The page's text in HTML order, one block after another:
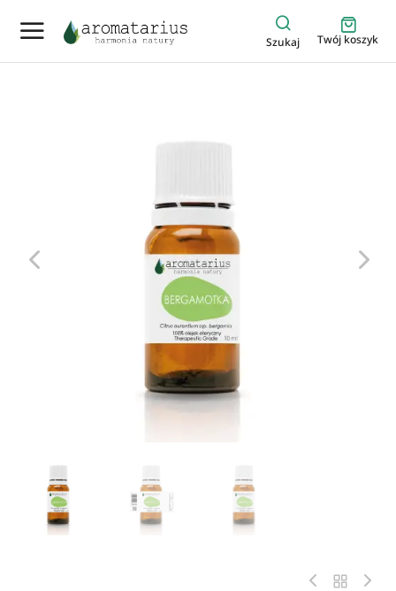
Szukaj Twój koszyk